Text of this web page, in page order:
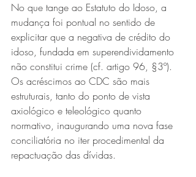
No que tange ao Estatuto do Idoso, a
mudança foi pontual no sentido de
explicitar que a negativa de crédito do
idoso, fundada em superendividamento
não constitui crime (cf. artigo 96, §3º).
Os acréscimos ao CDC são mais
estruturais, tanto do ponto de vista
axiológico e teleológico quanto
normativo, inaugurando uma nova fase
conciliatória no iter procedimental da
repactuação das dívidas.